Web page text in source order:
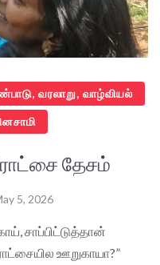
வரலாறு, வாழ்வியல்
தேசம்
5, 2026
சாப்பிட்டுத்தான்
ஊறுகாயா?”